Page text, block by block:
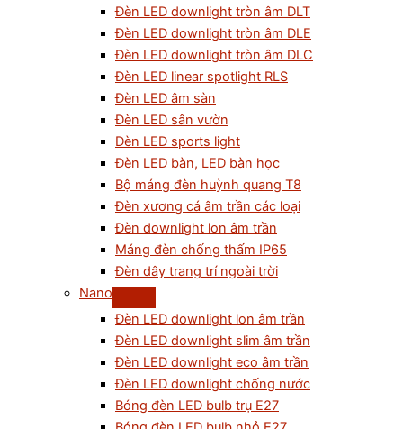
Đèn LED downlight tròn âm DLT
Đèn LED downlight tròn âm DLE
Đèn LED downlight tròn âm DLC
Đèn LED linear spotlight RLS
Đèn LED âm sàn
Đèn LED sân vườn
Đèn LED sports light
Đèn LED bàn, LED bàn học
Bộ máng đèn huỳnh quang T8
Đèn xương cá âm trần các loại
Đèn downlight lon âm trần
Máng đèn chống thấm IP65
Đèn dây trang trí ngoài trời
Nano
Đèn LED downlight lon âm trần
Đèn LED downlight slim âm trần
Đèn LED downlight eco âm trần
Đèn LED downlight chống nước
Bóng đèn LED bulb trụ E27